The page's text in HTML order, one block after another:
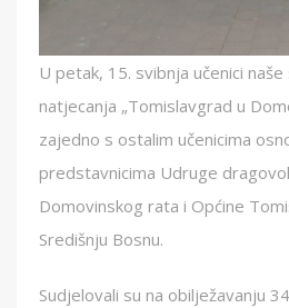
U petak, 15. svibnja učenici naše
natjecanja „Tomislavgrad u
zajedno s ostalim učenicima
predstavnicima Udruge
Domovinskog rata i Općine
Središnju Bosnu.
Sudjelovali su na obilježavanju